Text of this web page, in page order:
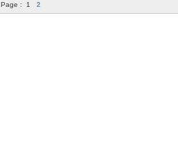
Page : 1 2